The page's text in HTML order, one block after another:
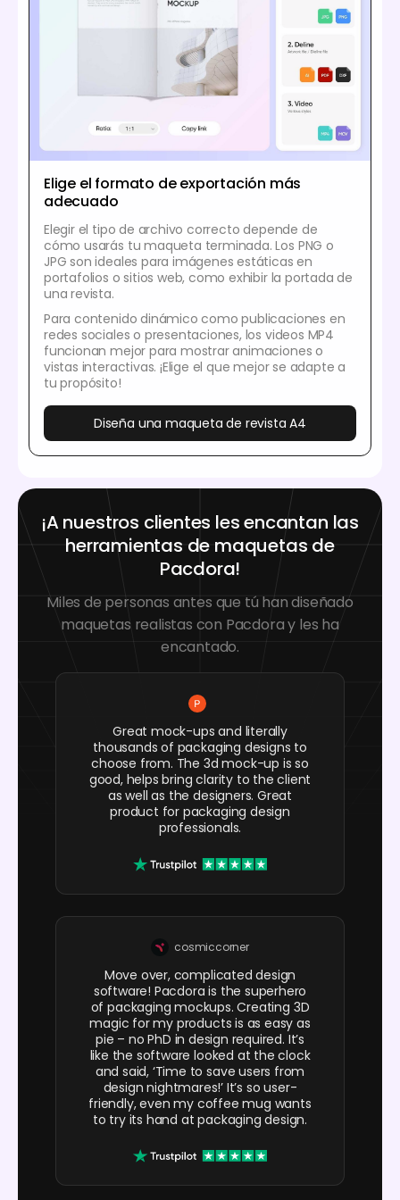
Elige el formato de exportación más
adecuado
Elegir el tipo de archivo correcto depende de
cómo usarás tu maqueta terminada. Los PNG o
JPG son ideales para imágenes estáticas en
portafolios o sitios web, como exhibir la portada de
una revista.
Para contenido dinámico como publicaciones en
redes sociales o presentaciones, los videos MP4
funcionan mejor para mostrar animaciones o
vistas interactivas. ¡Elige el que mejor se adapte a
tu propósito!
Diseña una maqueta de revista A4
¡A nuestros clientes les encantan las
herramientas de maquetas de
Pacdora!
Miles de personas antes que tú han diseñado
maquetas realistas con Pacdora y les ha
encantado.
Great mock-ups and literally
thousands of packaging designs to
choose from. The 3d mock-up is so
good, helps bring clarity to the client
as well as the designers. Great
product for packaging design
professionals.
cosmiccorner
Move over, complicated design
software! Pacdora is the superhero
of packaging mockups. Creating 3D
magic for my products is as easy as
pie – no PhD in design required. It’s
like the software looked at the clock
and said, ‘Time to save users from
design nightmares!’ It’s so user-
friendly, even my coffee mug wants
to try its hand at packaging design.